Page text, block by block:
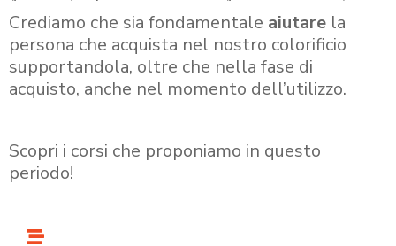
Crediamo che sia fondamentale aiutare la
persona che acquista nel nostro colorificio
supportandola, oltre che nella fase di
acquisto, anche nel momento dell’utilizzo.
Scopri i corsi che proponiamo in questo
periodo!